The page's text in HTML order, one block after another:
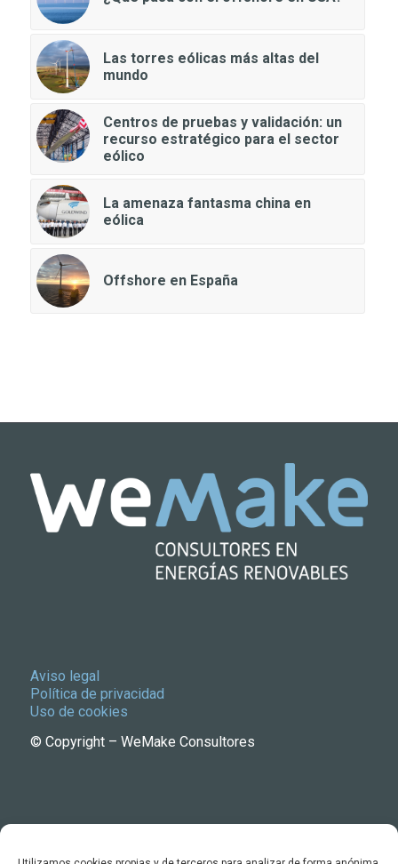
Las torres eólicas más altas del
mundo
Centros de pruebas y validación: un
recurso estratégico para el sector
eólico
La amenaza fantasma china en
eólica
Offshore en España
Aviso legal
Política de privacidad
Uso de cookies
© Copyright – WeMake Consultores